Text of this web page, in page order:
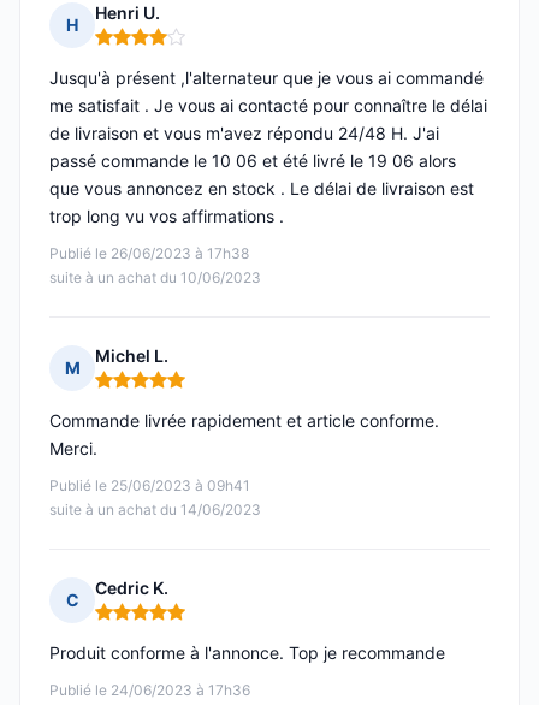
H
Henri U.
Note : 4 sur 5
Publié le 26/06/2023 à 17h38
suite à un achat du 10/06/2023
Jusqu'à présent ,l'alternateur que je vous ai commandé
me satisfait . Je vous ai contacté pour connaître le délai
de livraison et vous m'avez répondu 24/48 H. J'ai
passé commande le 10 06 et été livré le 19 06 alors
que vous annoncez en stock . Le délai de livraison est
trop long vu vos affirmations .
M
Michel L.
Note : 5 sur 5
Publié le 25/06/2023 à 09h41
suite à un achat du 14/06/2023
Commande livrée rapidement et article conforme.
Merci.
C
Cedric K.
Note : 5 sur 5
Publié le 24/06/2023 à 17h36
Produit conforme à l'annonce. Top je recommande